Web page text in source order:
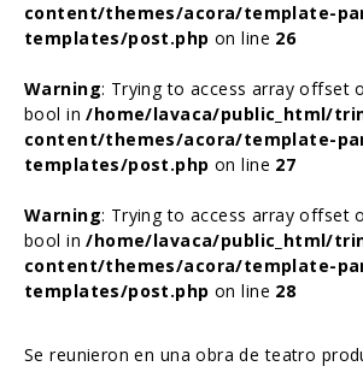
content/themes/acora/template-
templates/post.php on line 26
Warning: Trying to access array offset
bool in/home/lavaca/public_html/
content/themes/acora/template-
templates/post.php on line 27
Warning: Trying to access array offset
bool in/home/lavaca/public_html/
content/themes/acora/template-
templates/post.php on line 28
Se reunieron en una obra de teatro